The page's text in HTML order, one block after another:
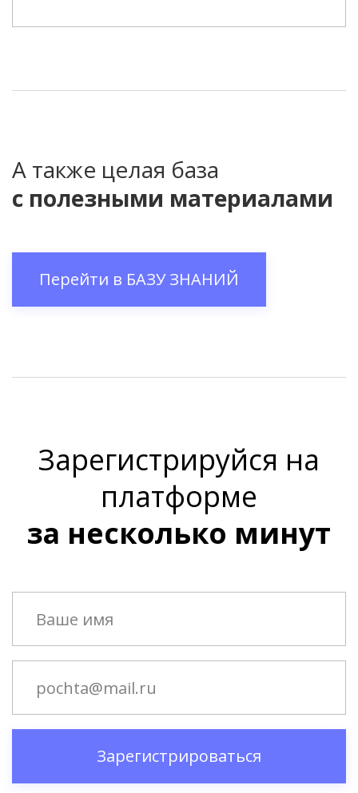
А также целая база
с полезными материалами
Перейти в БАЗУ ЗНАНИЙ
Зарегистрируйся на
платформе
за несколько минут
Зарегистрироваться